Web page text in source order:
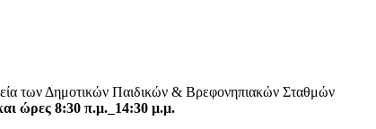
των Δημοτικών Παιδικών & Βρεφονηπιακών Σταθμών
ώρες 8:30 π.μ._14:30 μ.μ.